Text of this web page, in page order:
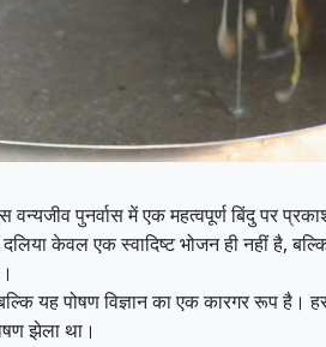
पुनर्वास में एक महत्वपूर्ण बिंदु पर
केवल एक स्वादिष्ट भोजन ही नहीं है,
यह पोषण विज्ञान का एक कारगर रूप है।
झेला था।